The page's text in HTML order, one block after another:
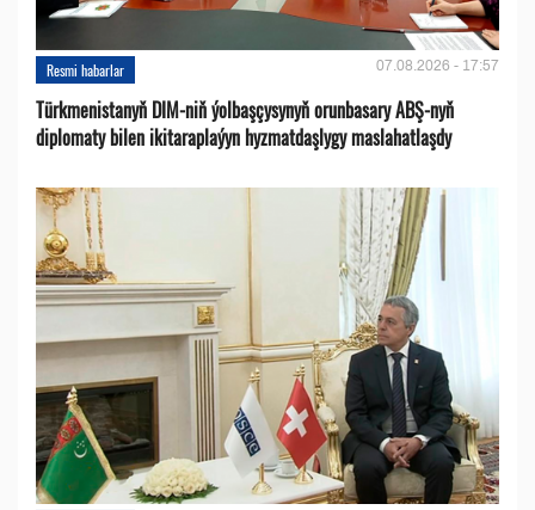
Resmi habarlar 07.08.2026 - 17:57
Türkmenistanyň DIM-niň ýolbaşçysynyň orunbasary ABŞ-nyň
diplomaty bilen ikitaraplaýyn hyzmatdaşlygy maslahatlaşdy